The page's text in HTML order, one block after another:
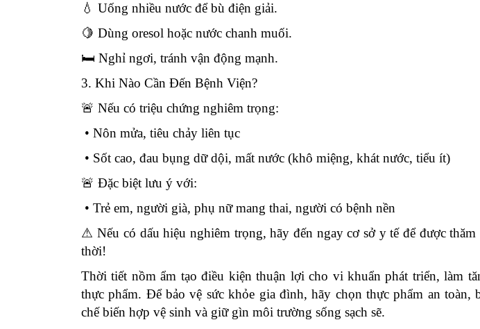
💧 Uống nhiều nước để bù điện giải.
🍋 Dùng oresol hoặc nước chanh muối.
🛏 Nghỉ ngơi, tránh vận động mạnh.
3. Khi Nào Cần Đến Bệnh Viện?
🚨 Nếu có triệu chứng nghiêm trọng:
• Nôn mửa, tiêu chảy liên tục
• Sốt cao, đau bụng dữ dội, mất nước (khô miệng, khát nước, tiểu ít)
🚨 Đặc biệt lưu ý với:
• Trẻ em, người già, phụ nữ mang thai, người có bệnh nền
⚠ Nếu có dấu hiệu nghiêm trọng, hãy đến ngay cơ sở y tế để được
thời!
Thời tiết nồm ẩm tạo điều kiện thuận lợi cho vi khuẩn phát triển, làm
thực phẩm. Để bảo vệ sức khỏe gia đình, hãy chọn thực phẩm an toàn,
chế biến hợp vệ sinh và giữ gìn môi trường sống sạch sẽ.